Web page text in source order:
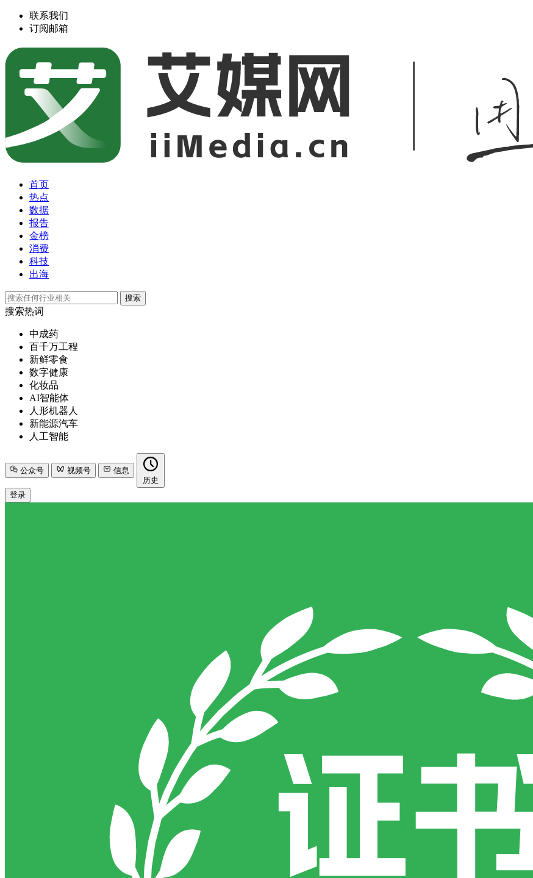
联系我们
订阅邮箱
首页
热点
数据
报告
金榜
消费
科技
出海
搜索
搜索热词
中成药
百千万工程
新鲜零食
数字健康
化妆品
AI智能体
人形机器人
新能源汽车
人工智能
公众号 视频号
信息
历史
登录